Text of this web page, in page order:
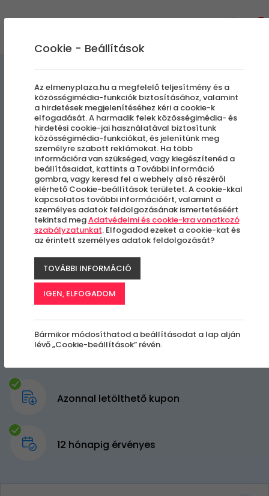
Énekeljen úgy mint a
Sztárok! | Stúdió Felvétel
Budapest, VI. kerület
Azonnal letölthető kupon
12 hónapig érvényes
Cookie - Beállítások
Az elmenyplaza.hu a megfelelő teljesítmény és a
közösségimédia-funkciók biztosításához, valamint
a hirdetések megjelenítéséhez kéri a cookie-k
elfogadását. A harmadik felek közösségimédia- és
hirdetési cookie-jai használatával biztosítunk
közösségimédia-funkciókat, és jelenítünk meg
személyre szabott reklámokat. Ha több
információra van szükséged, vagy kiegészítenéd a
beállításaidat, kattints a További információ
gombra, vagy keresd fel a webhely alsó részéről
elérhető Cookie-beállítások területet. A cookie-kkal
kapcsolatos további információért, valamint a
személyes adatok feldolgozásának ismertetéséért
tekintsd megAdatvédelmi és cookie-kra vonatkozó
szabályzatunkat. Elfogadod ezeket a cookie-kat és
az érintett személyes adatok feldolgozását?
TOVÁBBI INFORMÁCIÓ
IGEN, ELFOGADOM
Bármikor módosíthatod a beállításodat a lap alján
lévő „Cookie-beállítások” révén.